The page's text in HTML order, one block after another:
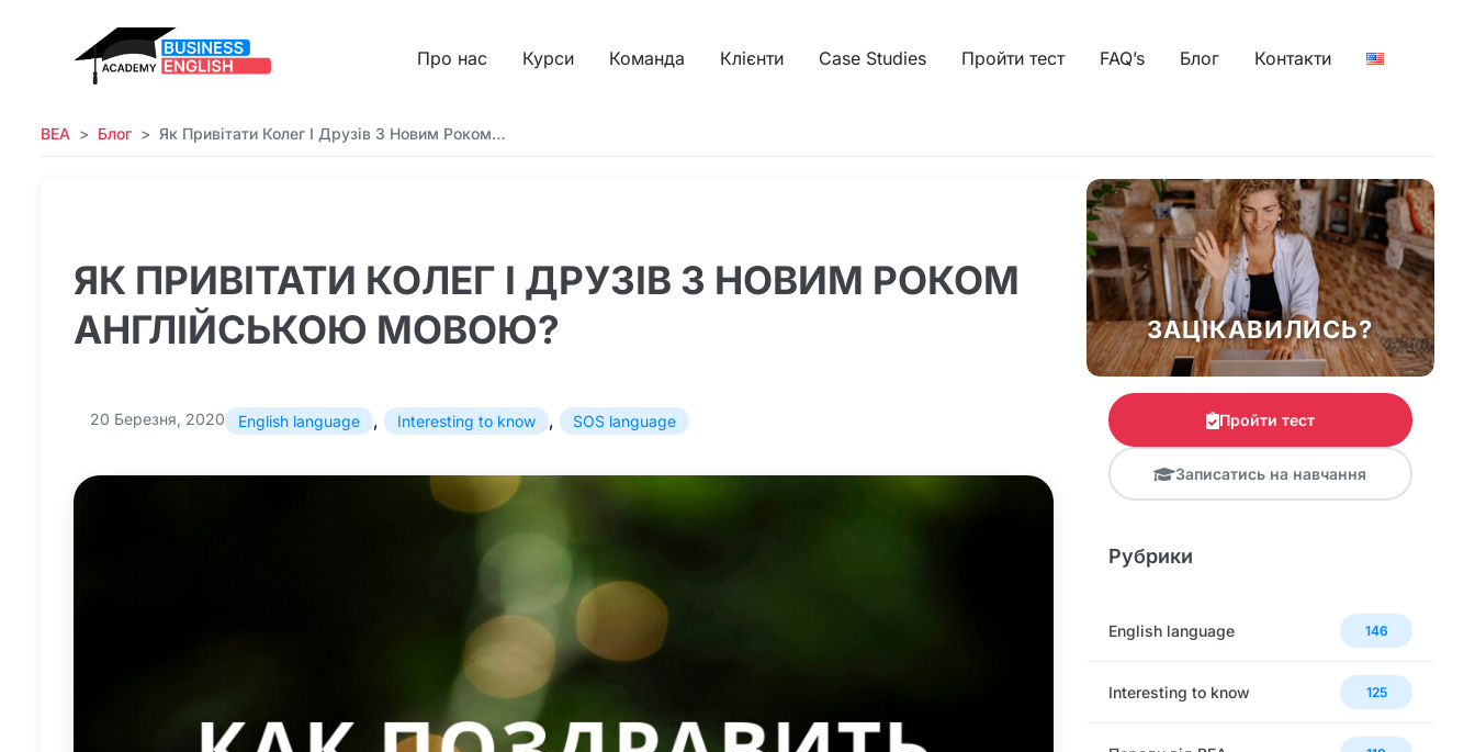
Про нас Курси Команда Клієнти Case Studies Пройти тест FAQ’s Блог Контакти
BEA Блог Як Привітати Колег І Друзів З Новим Роком…
ЯК ПРИВІТАТИ КОЛЕГ І ДРУЗІВ З НОВИМ РОКОМ
АНГЛІЙСЬКОЮ МОВОЮ?
20 Березня, 2020 English language , Interesting to know , SOS language
ЗАЦІКАВИЛИСЬ?
Пройти тест
Записатись на навчання
Рубрики
English language 146
Interesting to know 125